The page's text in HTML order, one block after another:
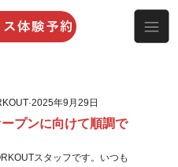
ス体験予約
プンに向けて順調で
2025年9月29日
スタッフです。いつも